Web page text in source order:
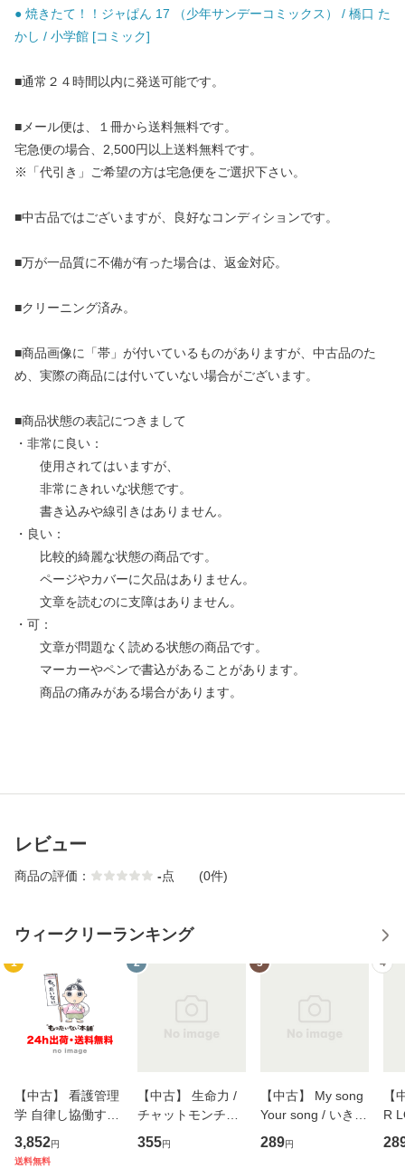
● 焼きたて！！ジャぱん 17 （少年サンデーコミックス） / 橋口 た
かし / 小学館 [コミック]
■通常２４時間以内に発送可能です。
■メール便は、１冊から送料無料です。
宅急便の場合、2,500円以上送料無料です。
※「代引き」ご希望の方は宅急便をご選択下さい。
■中古品ではございますが、良好なコンディションです。
■万が一品質に不備が有った場合は、返金対応。
■クリーニング済み。
■商品画像に「帯」が付いているものがありますが、中古品のた
め、実際の商品には付いていない場合がございます。
■商品状態の表記につきまして
・非常に良い：
使用されてはいますが、
非常にきれいな状態です。
書き込みや線引きはありません。
・良い：
比較的綺麗な状態の商品です。
ページやカバーに欠品はありません。
文章を読むのに支障はありません。
・可：
文章が問題なく読める状態の商品です。
マーカーやペンで書込があることがあります。
商品の痛みがある場合があります。
レビュー
商品の評価： -点 (0件)
ウィークリーランキング
1
【中古】 看護管理
学 自律し協働する
専門職の看護マネ
ジメントスキル 改
3,852円
送料無料
2
【中古】 生命力 /
チャットモンチー /
キューンレコード
[CD]【メール便送
355円
3
【中古】 My song
Your song / いきも
のがかり / [CD]
【メール便送料無
289円
4
【
R
産